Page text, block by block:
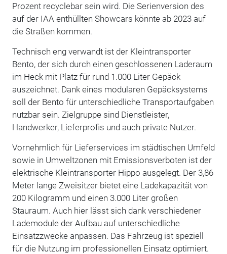
Prozent recyclebar sein wird. Die Serienversion des
auf der IAA enthüllten Showcars könnte ab 2023 auf
die Straßen kommen.
Technisch eng verwandt ist der Kleintransporter
Bento, der sich durch einen geschlossenen Laderaum
im Heck mit Platz für rund 1.000 Liter Gepäck
auszeichnet. Dank eines modularen Gepäcksystems
soll der Bento für unterschiedliche Transportaufgaben
nutzbar sein. Zielgruppe sind Dienstleister,
Handwerker, Lieferprofis und auch private Nutzer.
Vornehmlich für Lieferservices im städtischen Umfeld
sowie in Umweltzonen mit Emissionsverboten ist der
elektrische Kleintransporter Hippo ausgelegt. Der 3,86
Meter lange Zweisitzer bietet eine Ladekapazität von
200 Kilogramm und einen 3.000 Liter großen
Stauraum. Auch hier lässt sich dank verschiedener
Lademodule der Aufbau auf unterschiedliche
Einsatzzwecke anpassen. Das Fahrzeug ist speziell
für die Nutzung im professionellen Einsatz optimiert.